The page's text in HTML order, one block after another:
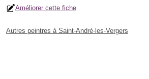
Améliorer cette fiche
Autres peintres à Saint-André-les-Vergers